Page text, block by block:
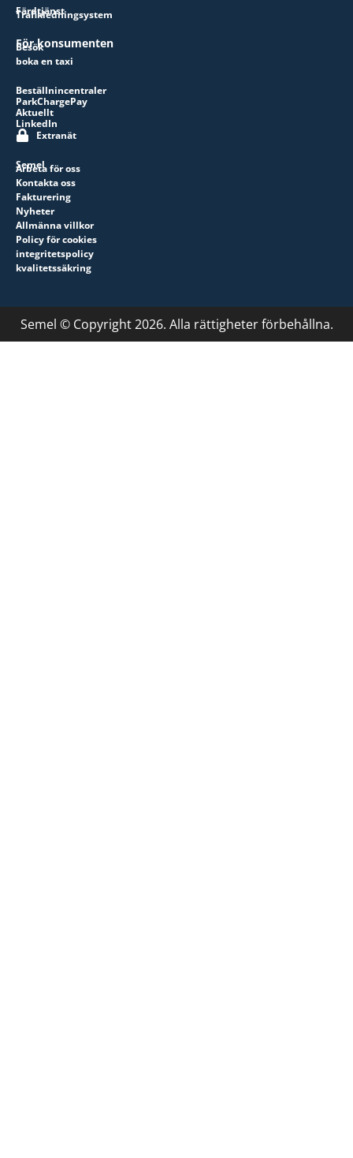
Färdtjänst
Trafikledningsystem
För konsumenten
Besök
boka en taxi
Beställnincentraler
ParkChargePay
Aktuellt
LinkedIn
Extranät
Semel
Arbeta för oss
Kontakta oss
Fakturering
Nyheter
Allmänna villkor
Policy för cookies
integritetspolicy
kvalitetssäkring
Semel © Copyright 2026. Alla rättigheter förbehållna.